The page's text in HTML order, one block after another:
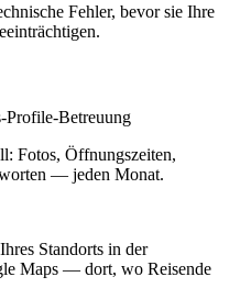
Fehler, bevor sie Ihre
Profile-Betreuung
Fotos, Öffnungszeiten,
— jeden Monat.
Standorts in der
Maps — dort, wo Reisende